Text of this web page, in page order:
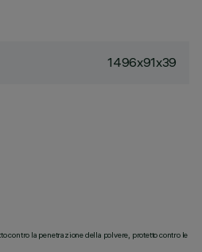
1496x91x39
contro la penetrazione della polvere, protetto contro le